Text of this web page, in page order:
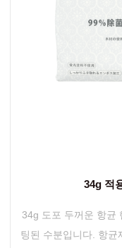
34g 적
34g 도포 두꺼운 항균
팅된 수분입니다. 항